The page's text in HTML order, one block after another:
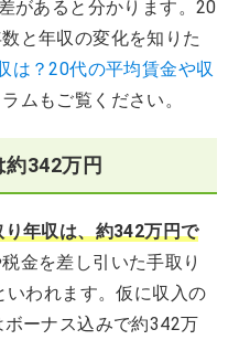
があると分かります。20
と年収の変化を知りた
は？20代の平均賃金や収
ラムもご覧ください。
342万円
年収は、約342万円で
金を差し引いた手取り
われます。仮に収入の
ーナス込みで約342万